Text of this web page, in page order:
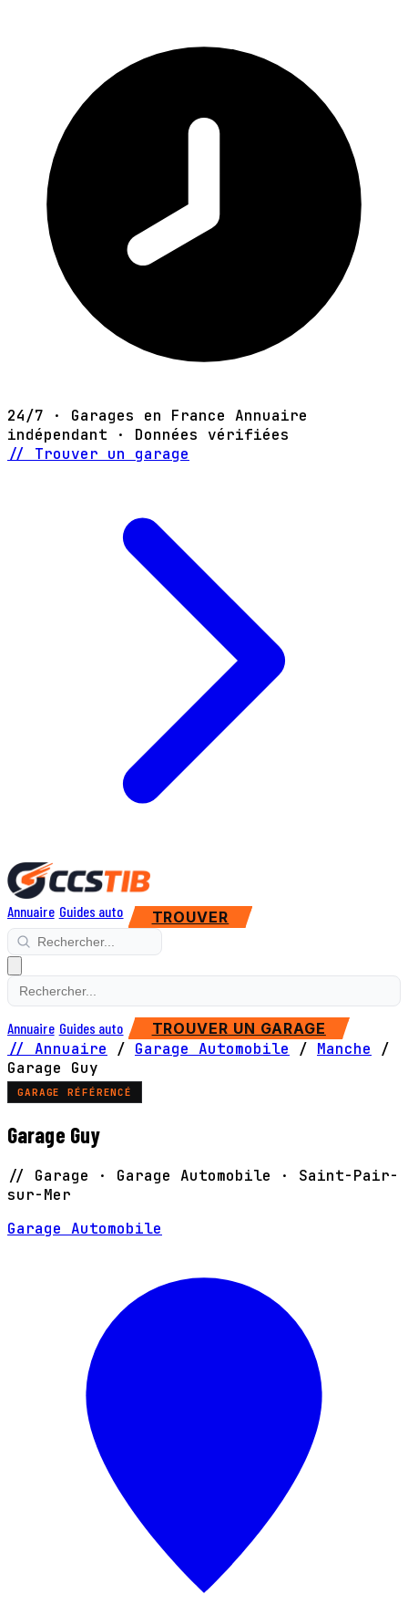
24/7 · Garages en France Annuaire
indépendant · Données vérifiées
// Trouver un garage
Annuaire Guides auto TROUVER
Annuaire Guides auto TROUVER UN GARAGE
// Annuaire / Garage Automobile / Manche
/
Garage Guy
GARAGE RÉFÉRENCÉ
Garage Guy
// Garage · Garage Automobile · Saint-Pair-
sur-Mer
Garage Automobile